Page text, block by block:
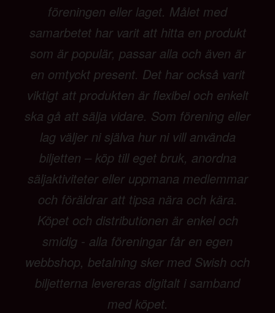
föreningen eller laget. Målet med
samarbetet har varit att hitta en produkt
som är populär, passar alla och även är
en omtyckt present. Det har också varit
viktigt att produkten är flexibel och enkelt
ska gå att sälja vidare. Som förening eller
lag väljer ni själva hur ni vill använda
biljetten – köp till eget bruk, anordna
säljaktiviteter eller uppmana medlemmar
och föräldrar att tipsa nära och kära.
Köpet och distributionen är enkel och
smidig - alla föreningar får en egen
webbshop, betalning sker med Swish och
biljetterna levereras digitalt i samband
med köpet.